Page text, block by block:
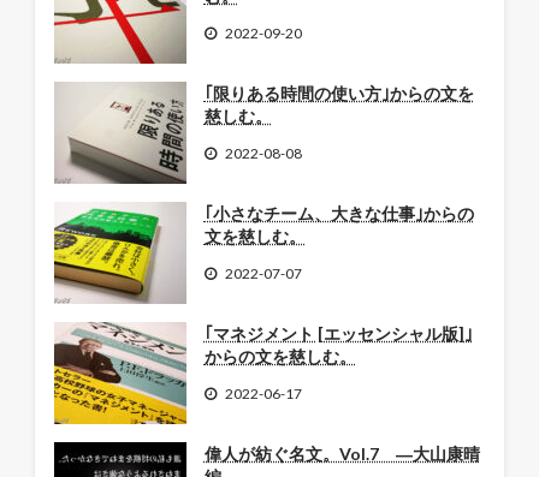
2022-09-20
｢限りある時間の使い方｣からの文を
慈しむ。
2022-08-08
｢小さなチーム、大きな仕事｣からの
文を慈しむ。
2022-07-07
｢マネジメント [エッセンシャル版]｣
からの文を慈しむ。
2022-06-17
偉人が紡ぐ名文。Vol.7 ―大山康晴